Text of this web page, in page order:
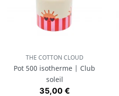
THE COTTON CLOUD
Pot 500 isotherme | Club
soleil
Prix
35,00 €